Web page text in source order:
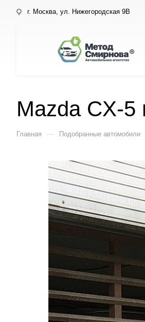
г. Москва, ул. Нижегородская 9В
Mazda CX-5
Главная — Подобранные автомобили